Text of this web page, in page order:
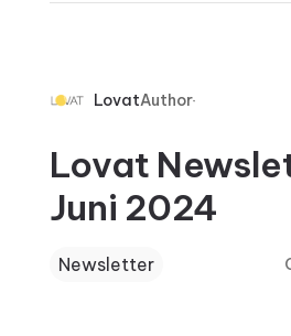
LovatAuthor
Lovat
Juni 2024
Newsletter